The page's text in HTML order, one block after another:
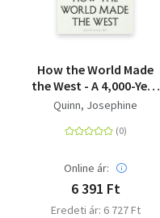
How the World Made
the West - A 4,000-Year
History
Quinn, Josephine
Online ár:
6 391 Ft
Eredeti ár: 6 727 Ft